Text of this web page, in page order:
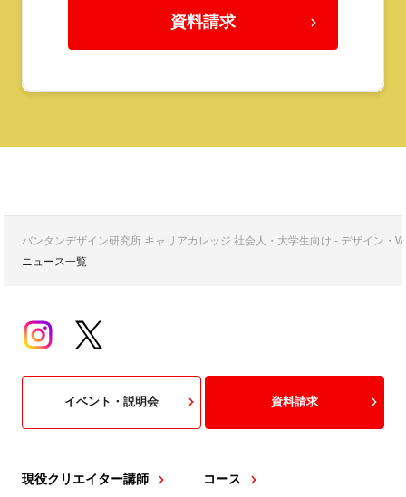
資料請求
バンタンデザイン研究所 キャリアカレッジ 社会人・大学生向け - デザイン・
ニュース一覧
現役クリエイター講師
コース
イベント・説明会 資料請求